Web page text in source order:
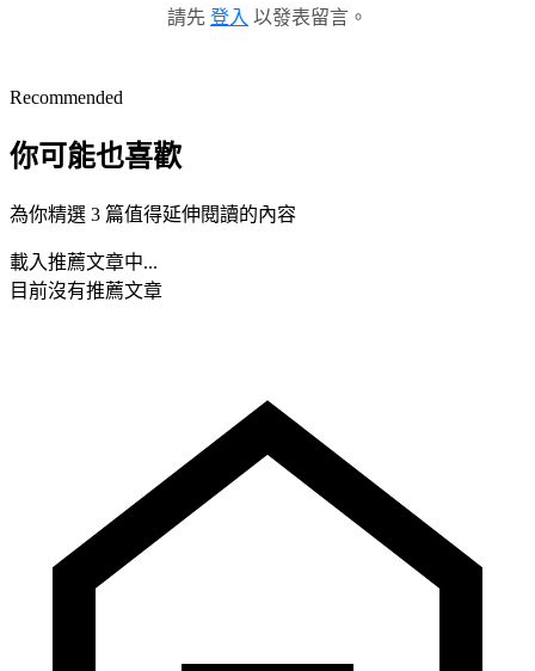
請先 登入 以發表留言。
Recommended
你可能也喜歡
為你精選 3 篇值得延伸閱讀的內容
載入推薦文章中...
目前沒有推薦文章